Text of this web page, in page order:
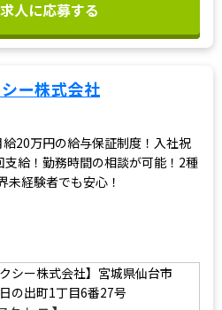
人に応募する
20万円の給与保証制度！入社祝
給！勤務時間の相談が可能！2種
経験者でも安心！